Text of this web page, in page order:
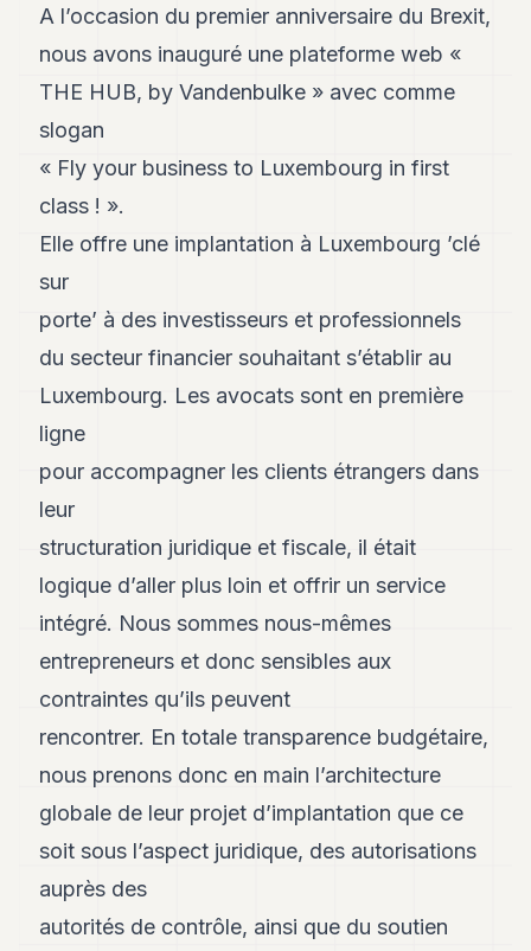
A l’occasion du premier anniversaire du Brexit,
nous avons inauguré une plateforme web «
THE HUB, by Vandenbulke » avec comme
slogan
« Fly your business to Luxembourg in first
class ! ».
Elle offre une implantation à Luxembourg ’clé
sur
porte’ à des investisseurs et professionnels
du secteur financier souhaitant s’établir au
Luxembourg. Les avocats sont en première
ligne
pour accompagner les clients étrangers dans
leur
structuration juridique et fiscale, il était
logique d’aller plus loin et offrir un service
intégré. Nous sommes nous-mêmes
entrepreneurs et donc sensibles aux
contraintes qu’ils peuvent
rencontrer. En totale transparence budgétaire,
nous prenons donc en main l’architecture
globale de leur projet d’implantation que ce
soit sous l’aspect juridique, des autorisations
auprès des
autorités de contrôle, ainsi que du soutien